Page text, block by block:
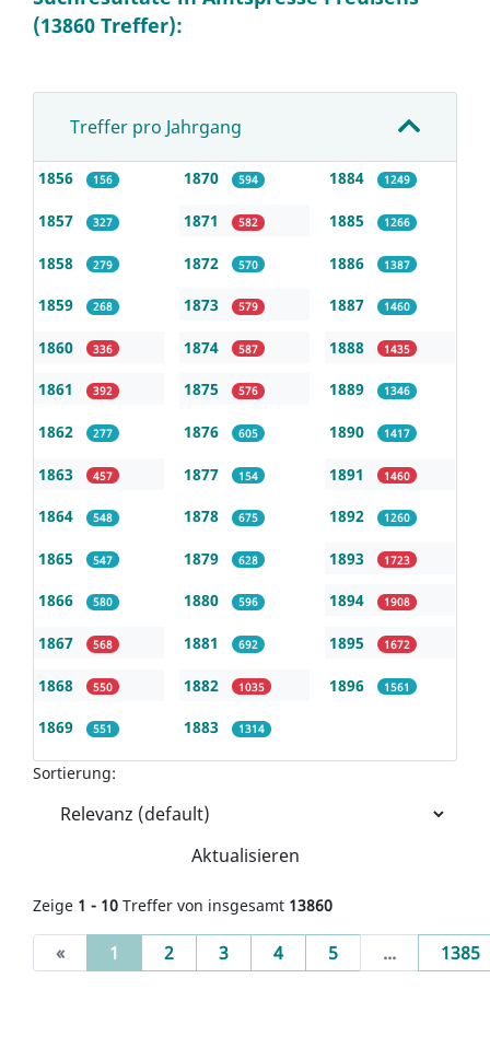
(13860 Treffer):
Treffer pro Jahrgang
1856 156
1857 327
1858 279
1859 268
1860 336
1861 392
1862 277
1863 457
1864 548
1865 547
1866 580
1867 568
1868 550
1869 551
1870 594
1871 582
1872 570
1873 579
1874 587
1875 576
1876 605
1877 154
1878 675
1879 628
1880 596
1881 692
1882 1035
1883 1314
1884 1249
1885 1266
1886 1387
1887 1460
1888 1435
1889 1346
1890 1417
1891 1460
1892 1260
1893 1723
1894 1908
1895 1672
1896 1561
Sortierung:
Aktualisieren
Zeige 1 - 10 Treffer von insgesamt 13860
« 1 (current)
2 3 4 5 ... 1385